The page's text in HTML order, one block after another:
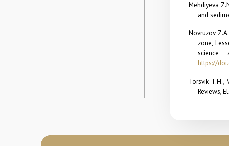
Mehdiyeva
and
Novruzov
zone,
science
https://
Torsvik T.H.,
Reviews,